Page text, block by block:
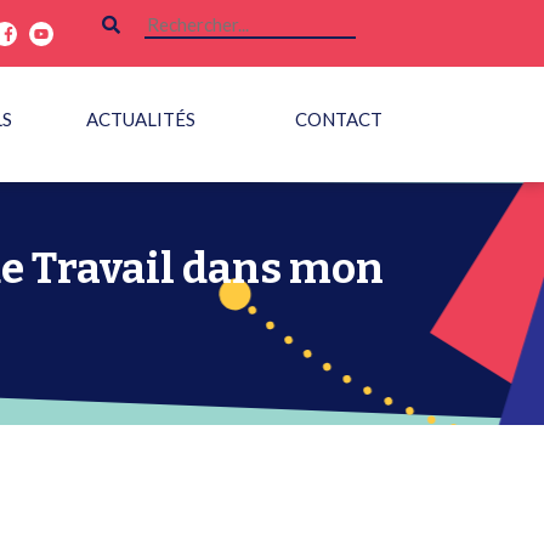
ACTUALITÉS CONTACT
Travail dans mon